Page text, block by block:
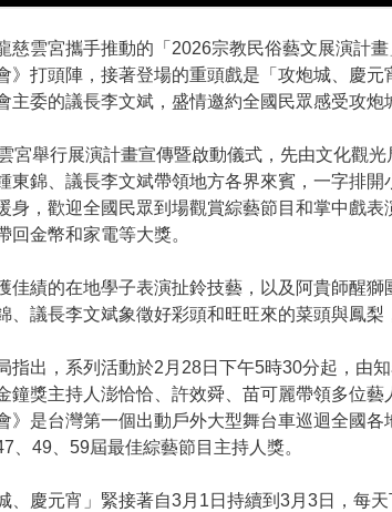
慈雲宮攜手推動的「2026宗教民俗藝文展演計
》 打頭陣，接著登場的重頭戲是「攻炮城、慶
主委的議長李文斌，盛情邀約全國民眾感受攻炮
宮舉行展演計畫宣傳暨啟動儀式，先由文化觀
東錦、議長李文斌帶領地方各界來賓，一字排
身，歡迎全國民眾到場觀賞綜藝節目和掌中戲
回金幣和家電等大獎。
績的在地學子表演扯鈴技藝，以及阿貴師醒獅
、議長李文斌象徵好彩頭和旺旺來的菜頭與鳳梨
出，系列活動於2月28日下午5時30分起，由知
鐘獎主持人澎恰恰、許效舜、苗可麗帶領多位
》是台灣第一個出動戶外大型舞台車巡迴全國
、49、59屆最佳綜藝節目主持人獎。
慶元宵」緊接著自3月1日持續到3月3日，每天